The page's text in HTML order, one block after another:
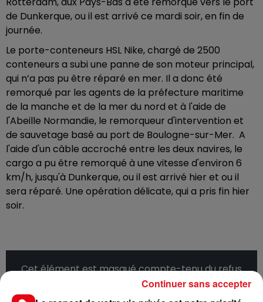
de Dunkerque, ou il est arrivé ce mardi soir, en fin de
journée.
Le porte-conteneurs HSL Nike, chargé de 2500
conteneurs a subi une panne de son moteur principal,
qui n’a pas pu être réparé en mer. Il a donc été
remorqué par les agents de la préfecture maritime
de la manche et de la mer du nord et à l'aide de
l'Abeille Normandie, le remorqueur d'intervention et
de sauvetage basé au port de Boulogne-sur-Mer. A
l'aide d'un câble accroché entre les deux navires, le
cargo a pu être remorqué à une vitesse d'environ 6
km/h, jusqu'à Dunkerque, ou il est arrivé hier et ou il
sera réparé. Une opération délicate, qui a pris fin hier
soir.
Cet élément est masqué compte-tenu du refus
du dépôt de cookies que vous avez exprimé. Si
vous souhaitez l'afficher, merci de nous donner
Continuer sans accepter